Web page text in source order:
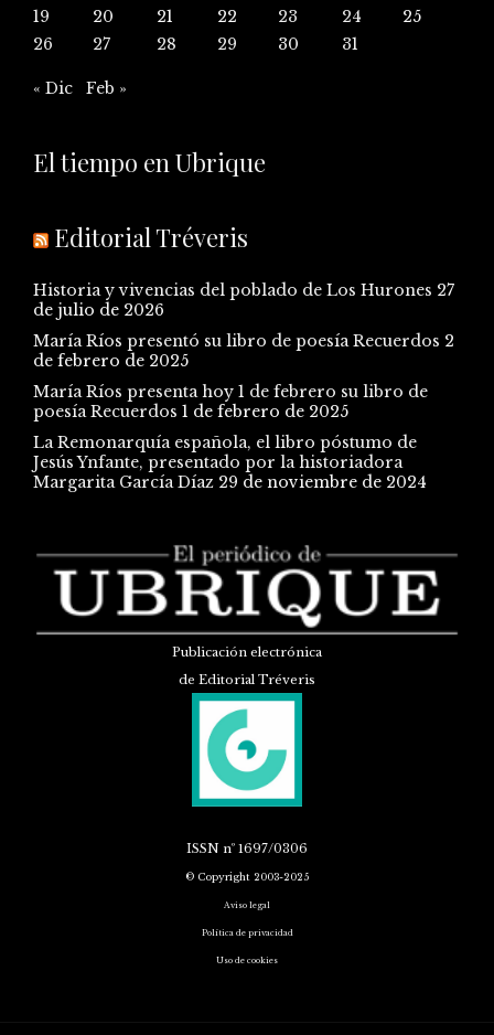
19
20 21 22 23 24
25
26
27 28 29 30 31
« Dic Feb »
El tiempo en Ubrique
Editorial Tréveris
Historia y vivencias del poblado de Los Hurones 27
de julio de 2026
María Ríos presentó su libro de poesía Recuerdos 2
de febrero de 2025
María Ríos presenta hoy 1 de febrero su libro de
poesía Recuerdos 1 de febrero de 2025
La Remonarquía española, el libro póstumo de
Jesús Ynfante, presentado por la historiadora
Margarita García Díaz 29 de noviembre de 2024
Publicación electrónica
de Editorial Tréveris
ISSN nº 1697/0306
© Copyright 2003-2025
Aviso legal
Política de privacidad
Uso de cookies